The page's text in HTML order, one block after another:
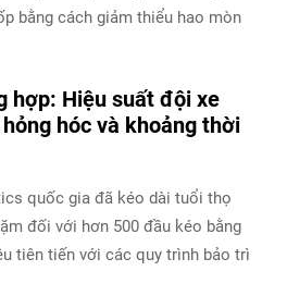
bằng cách giảm thiểu hao mòn
hợp: Hiệu suất đội xe
hóc và khoảng thời
quốc gia đã kéo dài tuổi thọ
đối với hơn 500 đầu kéo bằng
tiên tiến với các quy trình bảo trì